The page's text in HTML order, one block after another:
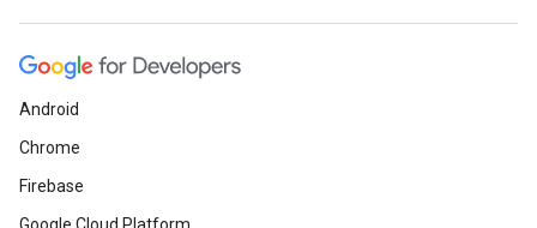
Android
Chrome
Firebase